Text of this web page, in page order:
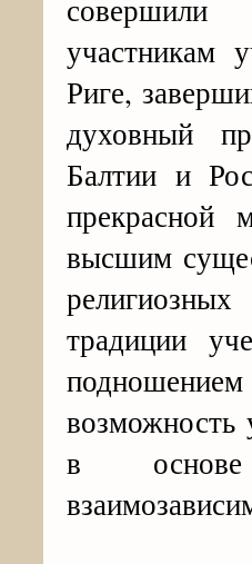
участникам
Риге,
духовный
Балтии и
прекрасной
высшим
традиции
возможность
в